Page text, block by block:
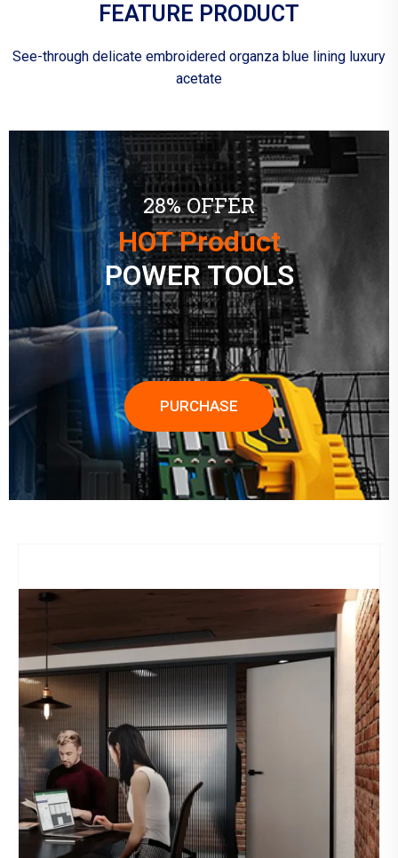
FEATURE PRODUCT
See-through delicate embroidered organza blue lining luxury
acetate
28% OFFER
HOT Product
POWER TOOLS
PURCHASE